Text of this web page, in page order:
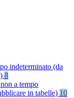
indeterminato (da
8
a tempo
in tabelle) 10